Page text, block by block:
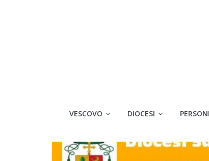
VESCOVO DIOCESI